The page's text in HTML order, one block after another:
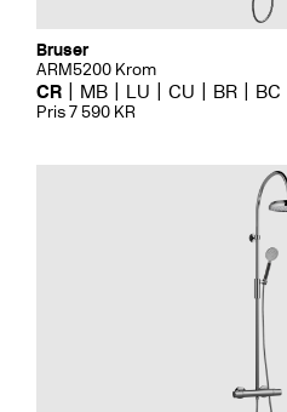
Bruser
ARM5200 Krom
CR MB LU CU BR BC
Pris 7 590 KR